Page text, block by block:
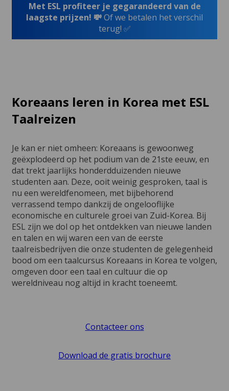
Met ESL profiteer je gegarandeerd van de
laagste prijzen! 💸Of we betalen het verschil
terug! ✅
Koreaans leren in Korea met ESL
Taalreizen
Je kan er niet omheen: Koreaans is gewoonweg
geëxplodeerd op het podium van de 21ste eeuw, en
dat trekt jaarlijks honderdduizenden nieuwe
studenten aan. Deze, ooit weinig gesproken, taal is
nu een wereldfenomeen, met bijbehorend
verrassend tempo dankzij de ongelooflijke
economische en culturele groei van Zuid-Korea. Bij
ESL zijn we dol op het ontdekken van nieuwe landen
en talen en wij waren een van de eerste
taalreisbedrijven die onze studenten de gelegenheid
bood om een taalcursus Koreaans in Korea te volgen,
omgeven door een taal en cultuur die op
wereldniveau nog altijd in kracht toeneemt.
Contacteer ons
Download de gratis brochure